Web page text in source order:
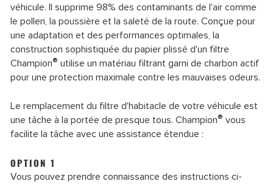
véhicule. Il supprime 98% des contaminants de l'air comme
le pollen, la poussière et la saleté de la route. Conçue pour
une adaptation et des performances optimales, la
construction sophistiquée du papier plissé d'un filtre
Champion® utilise un matériau filtrant garni de charbon actif
pour une protection maximale contre les mauvaises odeurs.
Le remplacement du filtre d'habitacle de votre véhicule est
une tâche à la portée de presque tous. Champion® vous
facilite la tâche avec une assistance étendue :
OPTION 1
Vous pouvez prendre connaissance des instructions ci-